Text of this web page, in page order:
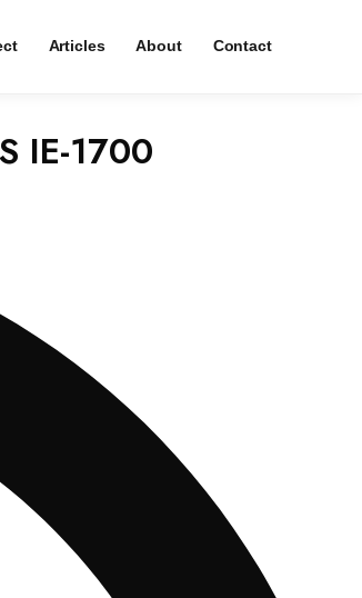
Articles About Contact
IE-1700